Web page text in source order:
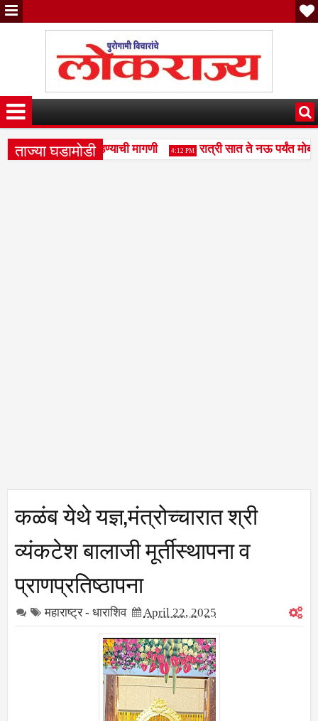
ताज्या घडामोडी
उदगीर एसटी बस सोडण्याची मागणी 4:12 PM
रात्री सात ते नऊ पर्यंत
कळंब येथे यज्ञ,मंत्रोच्चारात श्री
व्यंकटेश बालाजी मूर्तीस्थापना व
प्राणप्रतिष्ठापना
महाराष्ट्र - धाराशिव April 22, 2025